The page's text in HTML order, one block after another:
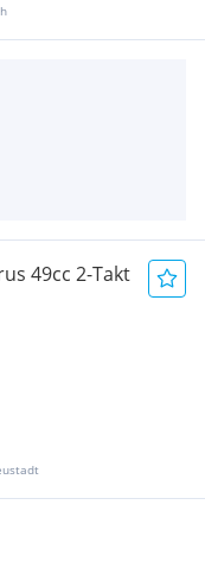
49cc 2-Takt